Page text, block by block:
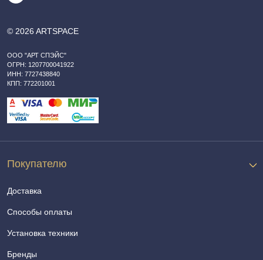
© 2026 ARTSPACE
ООО "АРТ СПЭЙС"
ОГРН: 1207700041922
ИНН: 7727438840
КПП: 772201001
Покупателю
Доставка
Способы оплаты
Установка техники
Бренды